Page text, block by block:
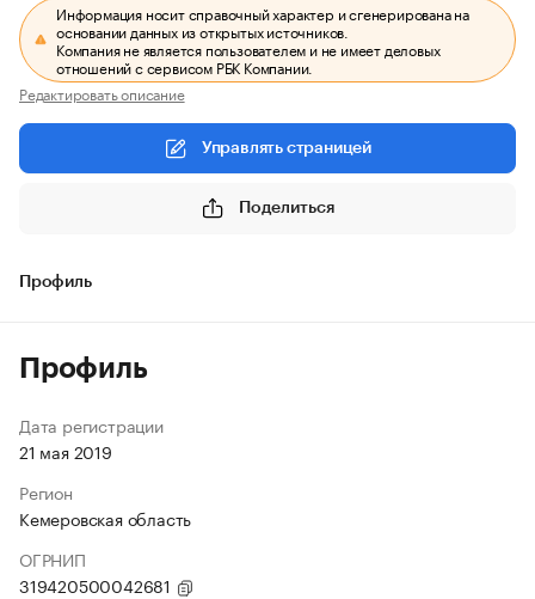
Информация носит справочный характер и сгенерирована на
основании данных из открытых источников.
Компания не является пользователем и не имеет деловых
отношений с сервисом РБК Компании.
Редактировать описание
Управлять страницей
Поделиться
Профиль
Профиль
Дата регистрации
21 мая 2019
Регион
Кемеровская область
ОГРНИП
319420500042681